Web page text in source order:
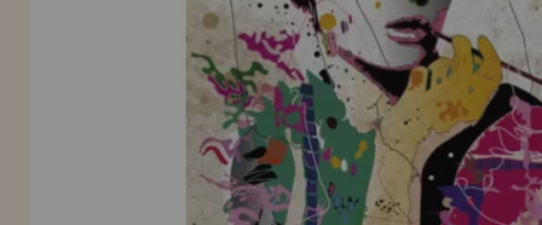
INFORMACIÓN
955 333 133
info@casadelpuzzle.com